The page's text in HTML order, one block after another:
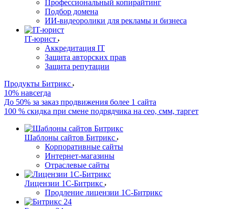
Профессиональный копирайтинг
Подбор домена
ИИ-видеоролики для рекламы и бизнеса
IT-юрист
Аккредитация IT
Защита авторских прав
Защита репутации
Продукты Битрикс
10% навсегда
До 50% за заказ продвижения более 1 сайта
100 % скидка при смене подрядчика на сео, смм, таргет
Шаблоны сайтов Битрикс
Корпоративные сайты
Интернет-магазины
Отраслевые сайты
Лицензии 1С-Битрикс
Продление лицензии 1С-Битрикс